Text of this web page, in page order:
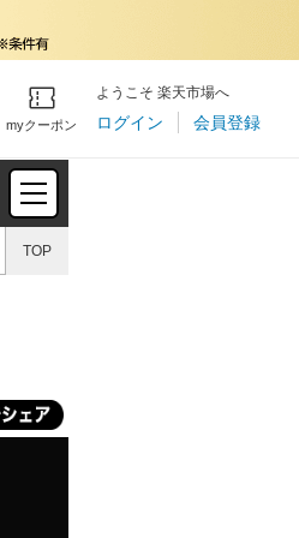
myクーポン
ようこそ 楽天市場へ
ログイン 会員登録
TOP